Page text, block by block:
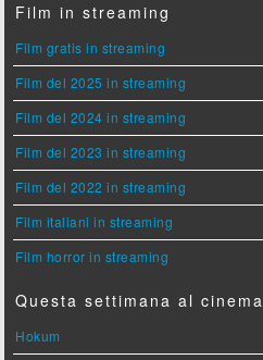
Film in streaming
Film gratis in streaming
Film del 2025 in streaming
Film del 2024 in streaming
Film del 2023 in streaming
Film del 2022 in streaming
Film italiani in streaming
Film horror in streaming
Questa settimana al cinema
Hokum